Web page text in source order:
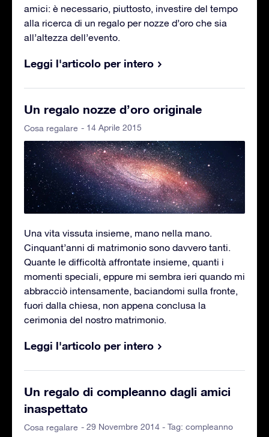
amici: è necessario, piuttosto, investire del tempo
alla ricerca di un regalo per nozze d’oro che sia
all’altezza dell’evento.
Leggi l'articolo per intero
Un regalo nozze d’oro originale
Cosa regalare - 14 Aprile 2015
Una vita vissuta insieme, mano nella mano.
Cinquant’anni di matrimonio sono davvero tanti.
Quante le difficoltà affrontate insieme, quanti i
momenti speciali, eppure mi sembra ieri quando mi
abbracciò intensamente, baciandomi sulla fronte,
fuori dalla chiesa, non appena conclusa la
cerimonia del nostro matrimonio.
Leggi l'articolo per intero
Un regalo di compleanno dagli amici
inaspettato
Cosa regalare - 29 Novembre 2014 - Tag: compleanno